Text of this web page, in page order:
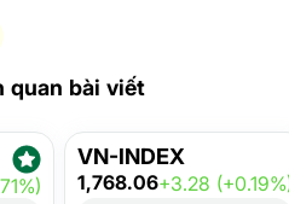
quan bài viết
VN-INDEX
1,768.06+3.28